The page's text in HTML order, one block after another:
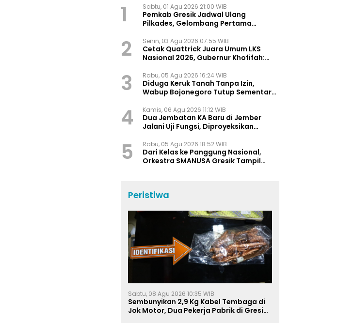
1 Sabtu, 01 Agu 2026 21:00 WIB
Pemkab Gresik Jadwal Ulang
Pilkades, Gelombang Pertama
2 Senin, 03 Agu 2026 07:55 WIB
Cetak Quattrick Juara Umum LKS
Nasional 2026, Gubernur Khofifah:
Indonesia
3 Rabu, 05 Agu 2026 16:24 WIB
Diduga Keruk Tanah Tanpa Izin,
Wabup Bojonegoro Tutup Sementara
4 Kamis, 06 Agu 2026 11:12 WIB
Dua Jembatan KA Baru di Jember
Jalani Uji Fungsi, Diproyeksikan
5 Rabu, 05 Agu 2026 18:52 WIB
Dari Kelas ke Panggung Nasional,
Orkestra SMANUSA Gresik Tampil
Peristiwa
Sabtu, 08 Agu 2026 10:35 WIB
Sembunyikan 2,9 Kg Kabel Tembaga di
Jok Motor, Dua Pekerja Pabrik di Gresik